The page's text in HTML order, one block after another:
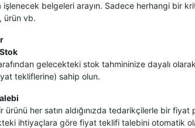
işlenecek belgeleri arayın. Sadece herhangi bir
ürün vb.
gelecekteki stok tahmininize dayalı
tekliflerine) sahip olun.
ürünü her satın aldığınızda tedarikçilerle bir
ihtiyaçlara göre fiyat teklifi talebini otomatik